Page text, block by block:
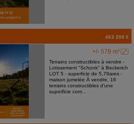
463 200 €
+/- 579 m²
Terrains constructibles à vendre -
Lotissement "Schonk" à Beckerich
LOT 5 - superficie de 5,79ares -
maison jumelée À vendre, 16
terrains constructibles d'une
superficie com...